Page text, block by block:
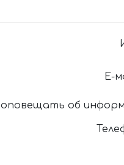
Е-
оповещать об